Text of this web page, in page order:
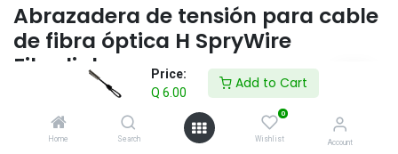
Price:
Q 6.00
Add to Cart
Home Search
0
Wishlist Account
Abrazadera de tensión para cable
de fibra óptica H SpryWire
Fiberlink